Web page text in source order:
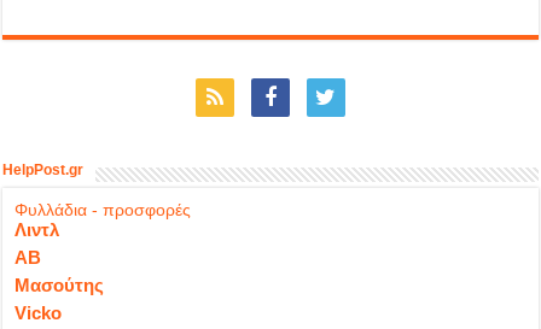
HelpPost.gr
Φυλλάδια - προσφορές
Λιντλ
ΑΒ
Μασούτης
Vicko